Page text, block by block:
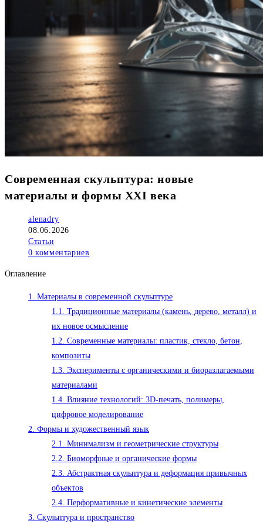
Современная скульптура: новые
материалы и формы XXI века
Автор
записи:
alenadry
Запись
опубликована:
08.06.2026
Рубрика
записи:
Статьи
Комментарии
записи:
0 комментариев
Оглавление
1. Материалы в современной скульптуре
1.1. Традиционные материалы (камень, дерево, металл) и
их новое осмысление
1.2. Современные материалы: пластик, стекло, бетон,
композиты
1.3. Эксперименты с органическими и биоразлагаемыми
материалами
1.4. Влияние технологий: 3D-печать, полимеры,
цифровое моделирование
2. Формы и художественный язык
2.1. Минимализм и геометрические структуры
2.2. Биоморфные и органические формы
2.3. Абстрактная скульптура и деформация привычных
объектов
2.4. Перформативные и кинетические элементы
3. Скульптура и пространство